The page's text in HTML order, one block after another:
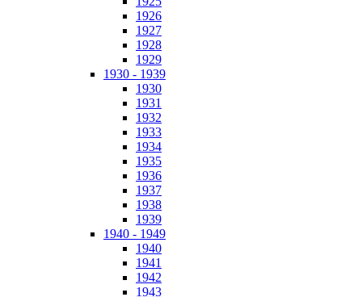
1926
1927
1928
1929
1930 - 1939
1930
1931
1932
1933
1934
1935
1936
1937
1938
1939
1940 - 1949
1940
1941
1942
1943